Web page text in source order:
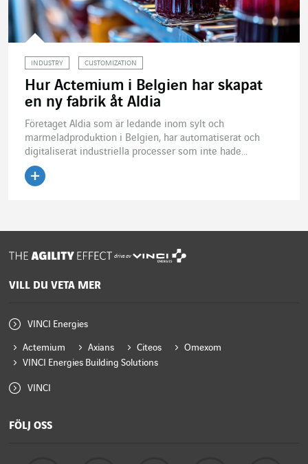
INDUSTRY CUSTOMIZATION
Hur Actemium i Belgien har skapat
en ny fabrik åt Aldia
Företaget Aldia som är ledande inom sylt och
marmeladproduktion i Belgien, har automatiserat och
digitaliserat industriella processer som inte hade...
drivs av
VILL DU VETA MER
VINCI Energies
Actemium Axians Citeos
Omexom
VINCI Energies Building Solutions
VINCI
FÖLJ OSS